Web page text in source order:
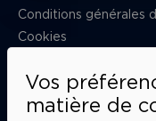
Conditions générales
Cookies
Restons en lien